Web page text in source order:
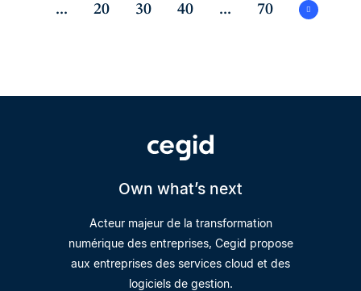
... 20 30 40 ... 70
Own what’s next
Acteur majeur de la transformation
numérique des entreprises, Cegid propose
aux entreprises des services cloud et des
logiciels de gestion.